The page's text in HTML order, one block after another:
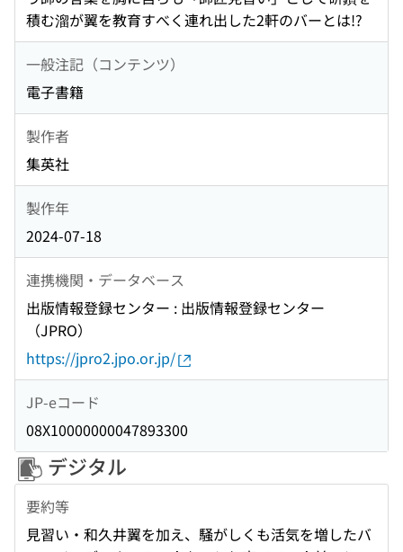
積む溜が翼を教育すべく連れ出した2軒のバーとは!?
一般注記（コンテンツ）
電子書籍
製作者
集英社
製作年
2024-07-18
連携機関・データベース
出版情報登録センター : 出版情報登録センター
（JPRO）
https://jpro2.jpo.or.jp/
JP-eコード
08X10000000047893300
デジタル
要約等
見習い・和久井翼を加え、騒がしくも活気を増したバ